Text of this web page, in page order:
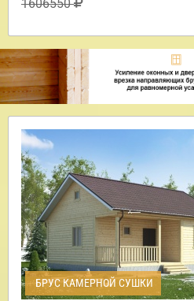
1606550
БРУС КАМЕРНОЙ СУШКИ